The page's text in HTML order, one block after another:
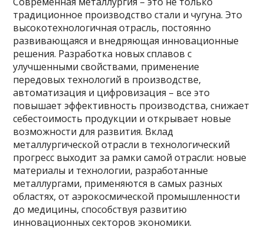
традиционное производство стали и чугуна. Это
высокотехнологичная отрасль, постоянно
развивающаяся и внедряющая инновационные
решения. Разработка новых сплавов с
улучшенными свойствами, применение
передовых технологий в производстве,
автоматизация и цифровизация – все это
повышает эффективность производства, снижает
себестоимость продукции и открывает новые
возможности для развития. Вклад
металлургической отрасли в технологический
прогресс выходит за рамки самой отрасли: новые
материалы и технологии, разработанные
металлургами, применяются в самых разных
областях, от аэрокосмической промышленности
до медицины, способствуя развитию
инновационных секторов экономики.